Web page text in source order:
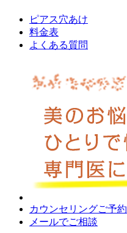
ピアス穴あけ
料金表
よくある質問
カウンセリングご予約
メールでご相談